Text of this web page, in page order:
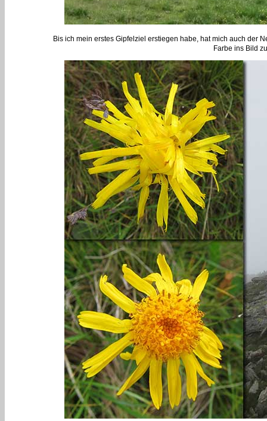
Bis ich mein erstes Gipfelziel erstiegen habe, hat mich auch der
Farbe ins Bild